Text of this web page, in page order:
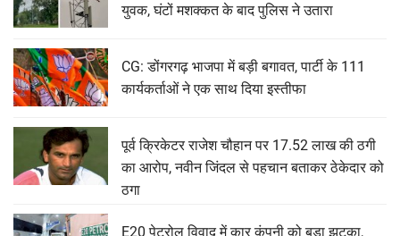
युवक, घंटों मशक्कत के बाद पुलिस ने उतारा
CG: डोंगरगढ़ भाजपा में बड़ी बगावत, पार्टी के 111
कार्यकर्ताओं ने एक साथ दिया इस्तीफा
पूर्व क्रिकेटर राजेश चौहान पर 17.52 लाख की ठगी
का आरोप, नवीन जिंदल से पहचान बताकर ठेकेदार को
ठगा
E20 पेट्रोल विवाद में कार कंपनी को बड़ा झटका,